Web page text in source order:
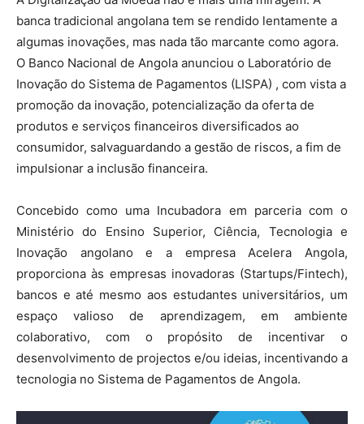
banca tradicional angolana tem se rendido lentamente a
algumas inovações, mas nada tão marcante como agora.
O Banco Nacional de Angola anunciou o Laboratório de
Inovação do Sistema de Pagamentos (LISPA) , com vista a
promoção da inovação, potencialização da oferta de
produtos e serviços financeiros diversificados ao
consumidor, salvaguardando a gestão de riscos, a fim de
impulsionar a inclusão financeira.
Concebido como uma Incubadora em parceria com o
Ministério do Ensino Superior, Ciência, Tecnologia e
Inovação angolano e a empresa Acelera Angola,
proporciona às empresas inovadoras (Startups/Fintech),
bancos e até mesmo aos estudantes universitários, um
espaço valioso de aprendizagem, em ambiente
colaborativo, com o propósito de incentivar o
desenvolvimento de projectos e/ou ideias, incentivando a
tecnologia no Sistema de Pagamentos de Angola.